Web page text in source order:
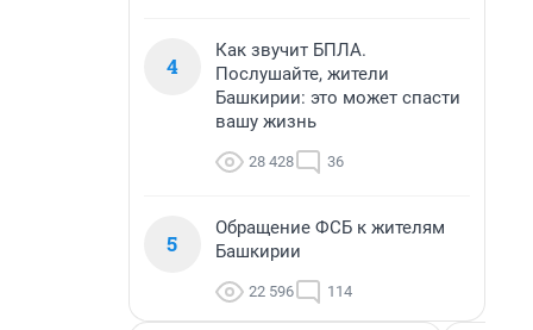
4
Как звучит БПЛА.
Послушайте, жители
Башкирии: это может спасти
вашу жизнь
28 428 36
5
Обращение ФСБ к жителям
Башкирии
22 596 114